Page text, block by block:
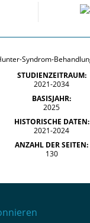
STUDIENZEITRAUM:
2021-2034
BASISJAHR:
2025
HISTORISCHE DATEN:
2021-2024
ANZAHL DER SEITEN:
130